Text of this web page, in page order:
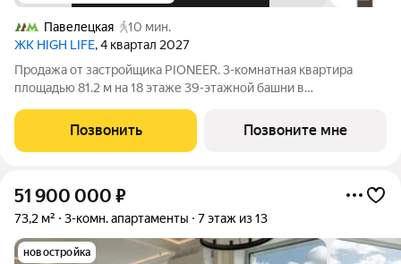
Павелецкая
10 мин.
ЖК HIGH LIFE, 4 квартал 2027
Продажа от застройщика PIONEER. 3-комнатная квартира
площадью 81.2 м на 18 этаже 39-этажной башни в
Замоскворечья. Жилой комплекс всего в 5 минутах от
Садового кольца. Архитектура от бюро ADM
Позвонить Позвоните мне
51 900 000 ₽
73,2 м² 3-комн. апартаменты 7 этаж из 13
новостройка